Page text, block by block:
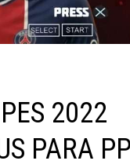
2022
PARA